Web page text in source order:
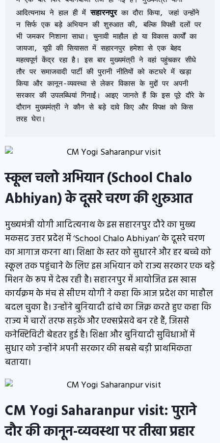
आदित्यनाथ ने हाल ही में सहारनपुर का दौरा किया, जहां उन्होंने
न सिर्फ एक बड़े अभियान की शुरुआत की, बल्कि विपक्षी दलों पर
भी जमकर निशाना साधा। चुनावी माहौल हो या विकास कार्यों का
जायजा, यूपी की सियासत में सहारनपुर हमेशा से एक बेहद
महत्वपूर्ण केंद्र रहा है। इस बार मुख्यमंत्री ने वहां पहुंचकर सीधे
तौर पर समाजवादी पार्टी की पुरानी नीतियों को कटघरे में खड़ा
किया और कानून-व्यवस्था से लेकर विकास के मुद्दों पर अपनी
सरकार की उपलब्धियां गिनाईं। आइए जानते हैं कि इस पूरे दौरे के
दौरान मुख्यमंत्री ने कौन से बड़े दावे किए और विपक्ष को किस
तरह घेरा।
स्कूल चलो अभियान (School Chalo
Abhiyan) के दूसरे चरण की शुरुआत
मुख्यमंत्री योगी आदित्यनाथ के इस सहारनपुर दौरे का मुख्य
मकसद उत्तर प्रदेश में ‘School Chalo Abhiyan’ के दूसरे चरण
का आगाज करना था। शिक्षा के स्तर को सुधारने और हर बच्चे को
स्कूल तक पहुंचाने के लिए इस अभियान को राज्य सरकार एक बड़े
मिशन के रूप में देख रही है। सहारनपुर में आयोजित इस खास
कार्यक्रम के मंच से सीएम योगी ने कहा कि आज प्रदेश का माहौल
बदल चुका है। उन्होंने बुनियादी ढांचे का जिक्र करते हुए कहा कि
राज्य में चारों तरफ सड़कें और एक्सप्रेसवे बन रहे हैं, जिससे
कनेक्टिविटी बेहतर हुई है। शिक्षा और बुनियादी सुविधाओं में
सुधार को उन्होंने अपनी सरकार की सबसे बड़ी प्राथमिकता
बताया।
CM Yogi Saharanpur visit: पुराने
दौर की कानून-व्यवस्था पर तीखा प्रहार